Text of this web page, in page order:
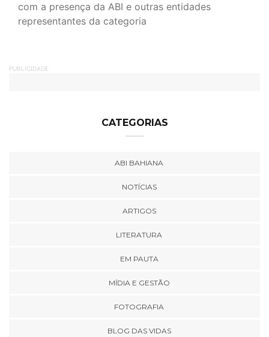
com a presença da ABI e outras entidades
representantes da categoria
PUBLICIDADE
CATEGORIAS
ABI BAHIANA
NOTÍCIAS
ARTIGOS
LITERATURA
EM PAUTA
MÍDIA E GESTÃO
FOTOGRAFIA
BLOG DAS VIDAS